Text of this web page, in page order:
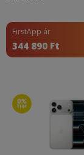
FirstApp ár
344 890 Ft